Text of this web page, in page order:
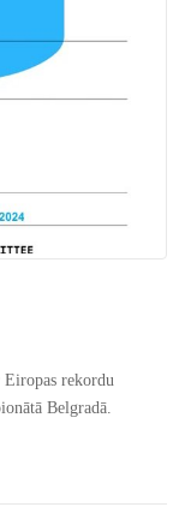
rekordu
Belgradā.